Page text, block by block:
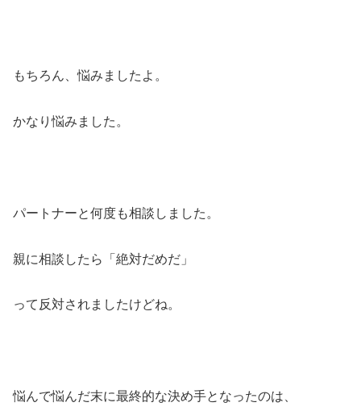
もちろん、悩みましたよ。
かなり悩みました。
パートナーと何度も相談しました。
親に相談したら「絶対だめだ」
って反対されましたけどね。
悩んで悩んだ末に最終的な決め手となったのは、